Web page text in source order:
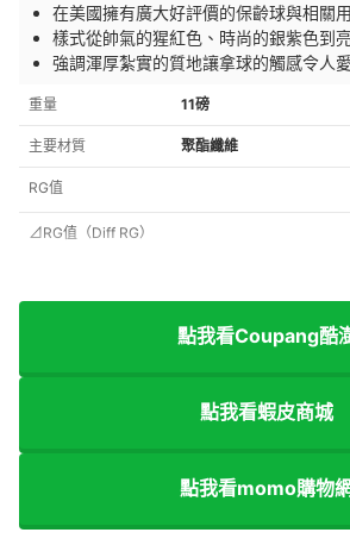
在美國擁有廣大好評價的保齡球與相關
樣式從帥氣的猩紅色、時尚的銀紫色到
強調渾厚紮實的質地讓拿球的觸感令人
重量 11磅
主要材質 聚酯纖維
RG值
⊿RG值（Diff RG）
點我看Coupang酷
點我看蝦皮商城
點我看momo購物網